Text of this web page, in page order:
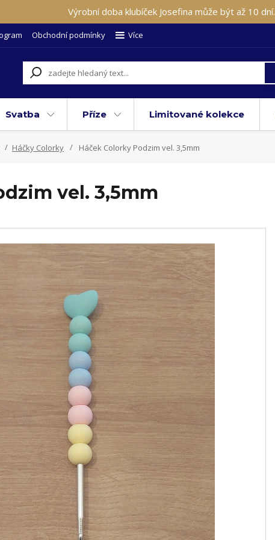
Výrobní doba klubíček Josefina může být až 10 dní.
Obchodní podmínky Více
Svatba Příze Limitované kolekce
Háčky Colorky Háček Colorky Podzim vel. 3,5mm
vel. 3,5mm